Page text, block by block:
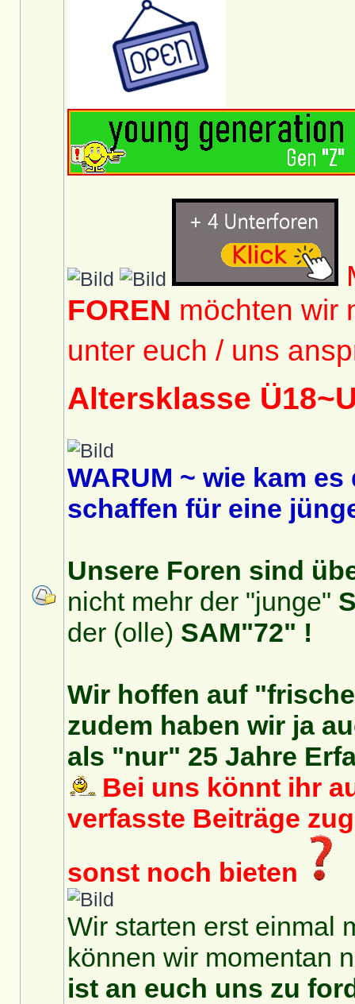
FOREN möchten wir
unter euch / uns
Altersklasse
WARUM ~ wie kam
schaffen für eine
Unsere Foren sind
nicht mehr der "junge"
der (olle) SAM"72" !
Wir hoffen auf
zudem haben wir ja
als "nur" 25 Jahre
Bei uns könnt ihr
verfasste Beiträge
sonst noch bieten
Wir starten erst einmal
können wir momentan
ist an euch uns zu